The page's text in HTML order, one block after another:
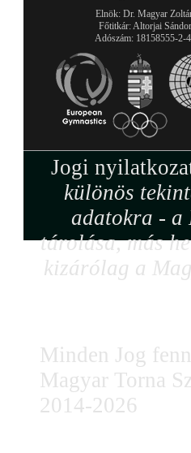
Elnök: Dr. Magyar
Főtitkár: Altorjai Sándor
Adószám: 18158555-2-
Jogi
különös
adatokra - a
tárolása, más
kizárólag a
Minden Jog
Magyar Torna
2014-2026